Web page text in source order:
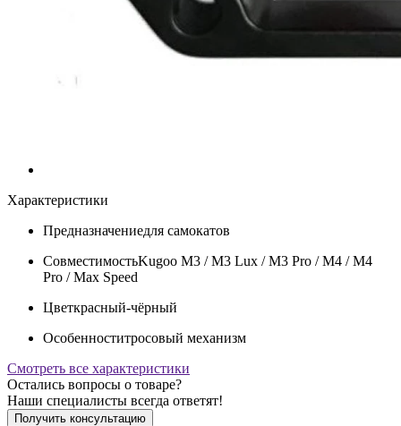
Характеристики
Предназначениедля самокатов
СовместимостьKugoo M3 / M3 Lux / M3 Pro / M4 / M4
Pro / Max Speed
Цветкрасный-чёрный
Особенноститросовый механизм
Смотреть все характеристики
Остались вопросы о товаре?
Наши специалисты всегда ответят!
Получить консультацию